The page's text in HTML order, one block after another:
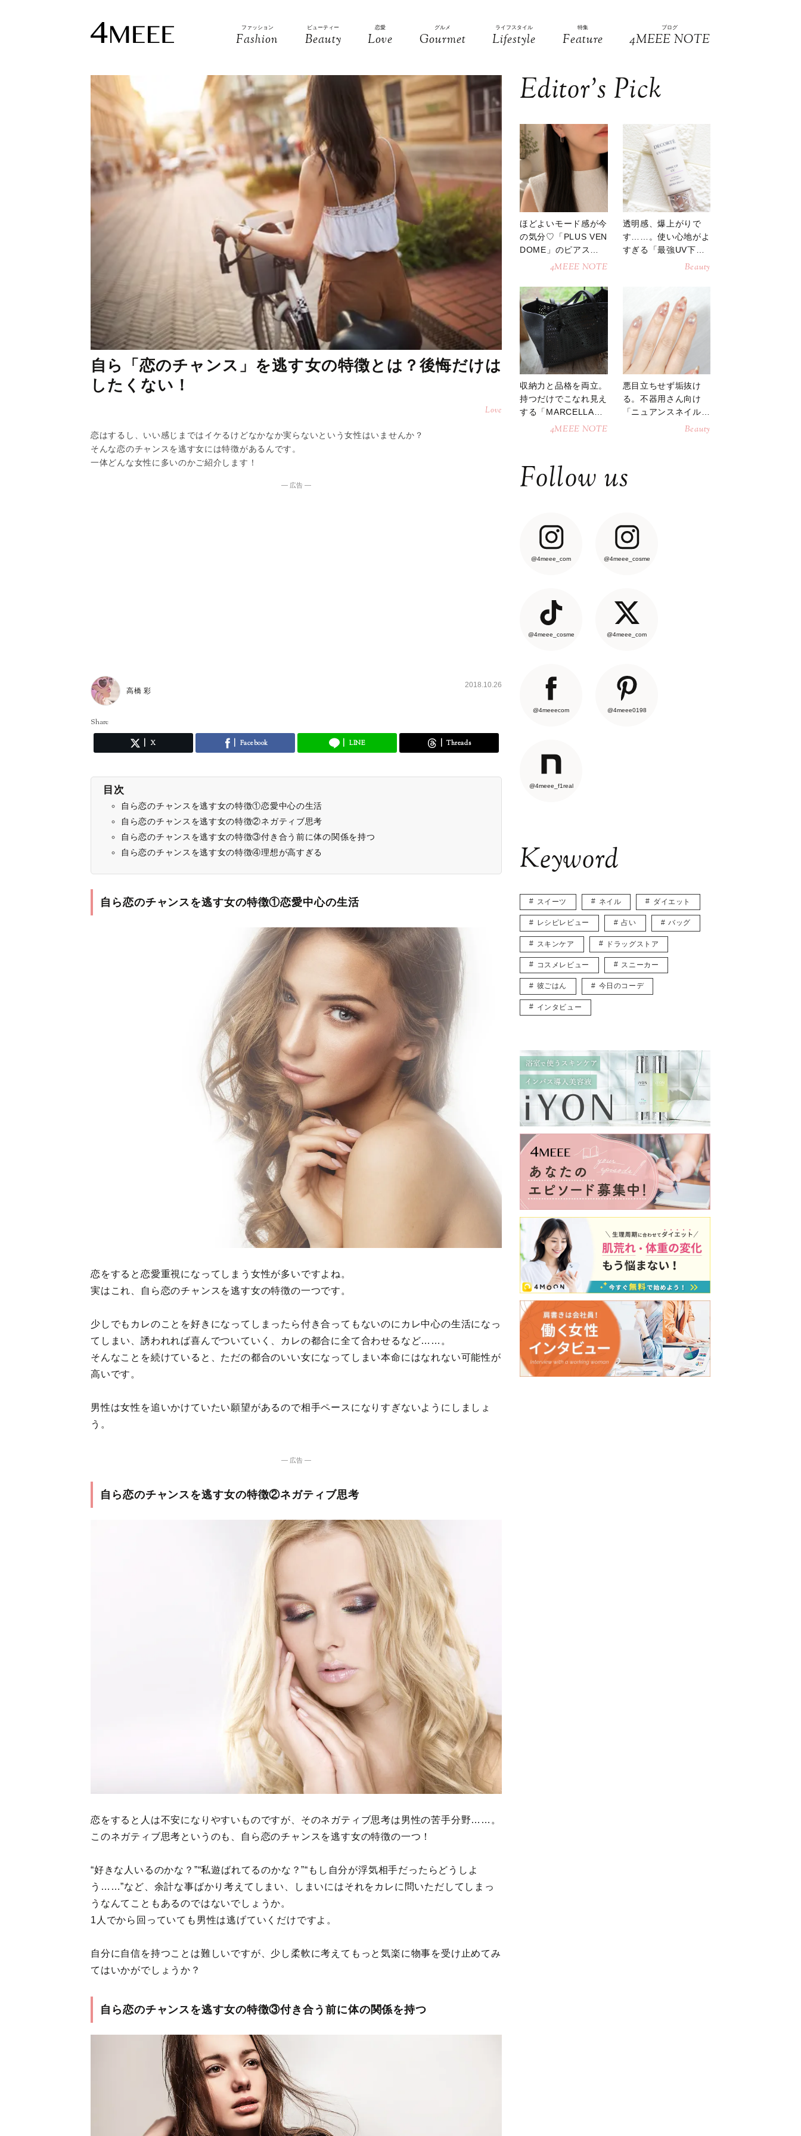
ファッション
Fashion
ビューティー
Beauty
恋愛
Love
グルメ
Gourmet
ライフスタイル
Lifestyle
特集
Feature
ブログ
4MEEE NOTE
自ら「恋のチャンス」を逃す女の特徴とは？後悔だけは
したくない！
Love
恋はするし、いい感じまではイケるけどなかなか実らないという女性はいませんか？
そんな恋のチャンスを逃す女には特徴があるんです。
一体どんな女性に多いのかご紹介します！
― 広告 ―
高橋 彩
2018.10.26
Share
X Facebook LINE Threads
目次
自ら恋のチャンスを逃す女の特徴①恋愛中心の生活
自ら恋のチャンスを逃す女の特徴②ネガティブ思考
自ら恋のチャンスを逃す女の特徴③付き合う前に体の関係を持つ
自ら恋のチャンスを逃す女の特徴④理想が高すぎる
自ら恋のチャンスを逃す女の特徴①恋愛中心の生活
恋をすると恋愛重視になってしまう女性が多いですよね。
実はこれ、自ら恋のチャンスを逃す女の特徴の一つです。
少しでもカレのことを好きになってしまったら付き合ってもないのにカレ中心の生活になっ
てしまい、誘われれば喜んでついていく、カレの都合に全て合わせるなど……。
そんなことを続けていると、ただの都合のいい女になってしまい本命にはなれない可能性が
高いです。
男性は女性を追いかけていたい願望があるので相手ペースになりすぎないようにしましょ
う。
― 広告 ―
自ら恋のチャンスを逃す女の特徴②ネガティブ思考
恋をすると人は不安になりやすいものですが、そのネガティブ思考は男性の苦手分野……。
このネガティブ思考というのも、自ら恋のチャンスを逃す女の特徴の一つ！
“好きな人いるのかな？”“私遊ばれてるのかな？”“もし自分が浮気相手だったらどうしよ
う……”など、余計な事ばかり考えてしまい、しまいにはそれをカレに問いただしてしまっ
うなんてこともあるのではないでしょうか。
1人でから回っていても男性は逃げていくだけですよ。
自分に自信を持つことは難しいですが、少し柔軟に考えてもっと気楽に物事を受け止めてみ
てはいかがでしょうか？
自ら恋のチャンスを逃す女の特徴③付き合う前に体の関係を持つ
Editor’s Pick
ほどよいモード感が今
の気分♡「PLUS VEN
DOME」のピアスが
4MEEE NOTE
透明感、爆上がりで
す……。使い心地がよ
すぎる「最強UV下
Beauty
収納力と品格を両立。
持つだけでこなれ見え
する「MARCELLAト
ートバッグ」4MEEE NOTE
悪目立ちせず垢抜け
る。不器用さん向け
「ニュアンスネイル」
Beauty
Follow us
@4meee_com @4meee_cosme
@4meee_cosme @4meee_com
@4meeecom @4meee0198
@4meee_f1real
Keyword
スイーツ ネイル ダイエット
レシピレビュー 占い バッグ
スキンケア ドラッグストア
コスメレビュー スニーカー
彼ごはん 今日のコーデ
インタビュー